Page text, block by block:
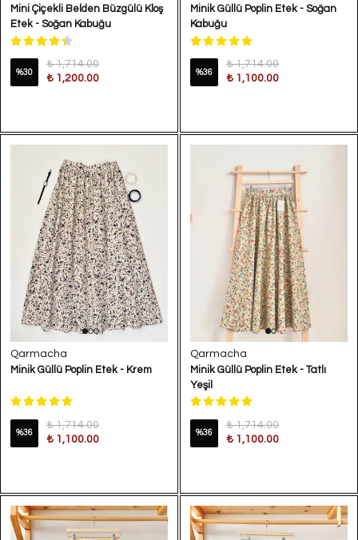
Mini Çiçekli Belden Büzgülü Kloş
Etek - Soğan Kabuğu
%30
₺ 1,714.00
₺ 1,200.00
Minik Güllü Poplin Etek - Soğan
Kabuğu
%36
₺ 1,714.00
₺ 1,100.00
Qarmacha
Minik Güllü Poplin Etek - Krem
%36
₺ 1,714.00
₺ 1,100.00
Qarmacha
Minik Güllü Poplin Etek - Tatlı
Yeşil
%36
₺ 1,714.00
₺ 1,100.00